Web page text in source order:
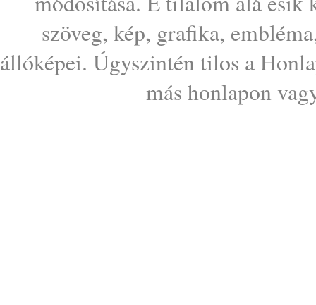
szöveg, kép, grafika,
állóképei. Úgyszintén tilos a
más honlapon